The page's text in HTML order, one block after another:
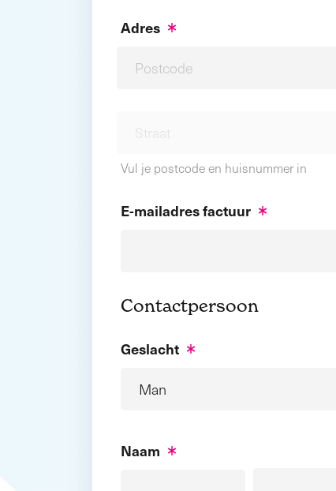
Adres
Vul je postcode en huisnummer in
E-mailadres factuur
Contactpersoon
Geslacht
Naam